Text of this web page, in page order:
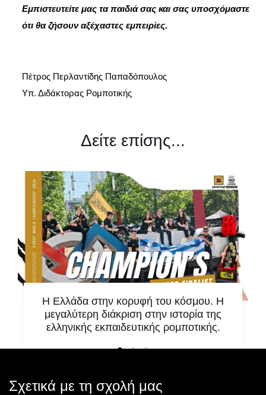
Εμπιστευτείτε μας τα παιδιά σας και σας υποσχόμαστε
ότι θα ζήσουν αξέχαστες εμπειρίες.
Πέτρος Περλαντίδης Παπαδόπουλος
Υπ. Διδάκτορας Ρομποτικής
Δείτε επίσης...
Η Ελλάδα στην κορυφή του κόσμου. Η
μεγαλύτερη διάκριση στην ιστορία της
ελληνικής εκπαιδευτικής ρομποτικής.
Υπάρχουν στιγμές που δεν αποτελούν απλώς
αλλάζουν την ιστορία. Μία τέτοια στιγμή έζησε η
Σχετικά με τη σχολή μας